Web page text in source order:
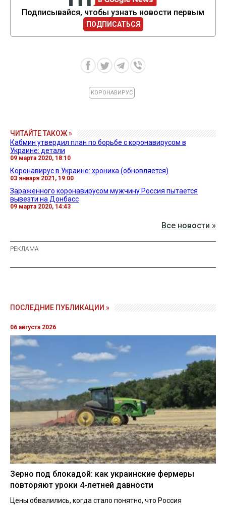
Подписывайся, чтобы узнать новости первым
ПОДПИСАТЬСЯ
КОРОНАВИРУС
ЧИТАЙТЕ ТАКОЖ »
Кабмин утвердил план по борьбе с коронавирусом в
Украине: детали
09 марта 2020, 18:10
Коронавирус в Украине: хроника (обновляется)
03 января 2021, 19:00
Зараженного коронавирусом мужчину Россия пытается
вывезти на Донбасс
09 марта 2020, 14:43
Все новости »
ПОСЛЕДНИЕ ПУБЛИКАЦИИ »
06 августа 2026
Зерно под блокадой: как украинские фермеры
повторяют уроки 4-летней давности
Цены обвалились, когда стало понятно, что Россия